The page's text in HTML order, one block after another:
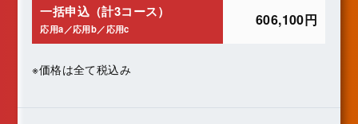
一括申込（計3コース）
応用a／応用b／応用c 606,100円
※価格は全て税込み